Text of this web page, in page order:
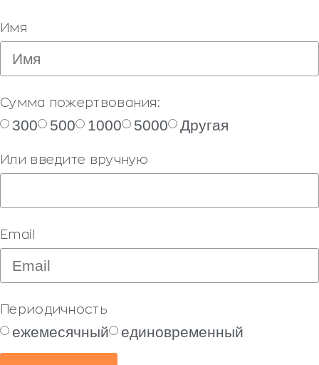
Имя
Сумма пожертвования:
300 500 1000 5000 Другая
Или введите вручную
Email
Периодичность
ежемесячный единовременный